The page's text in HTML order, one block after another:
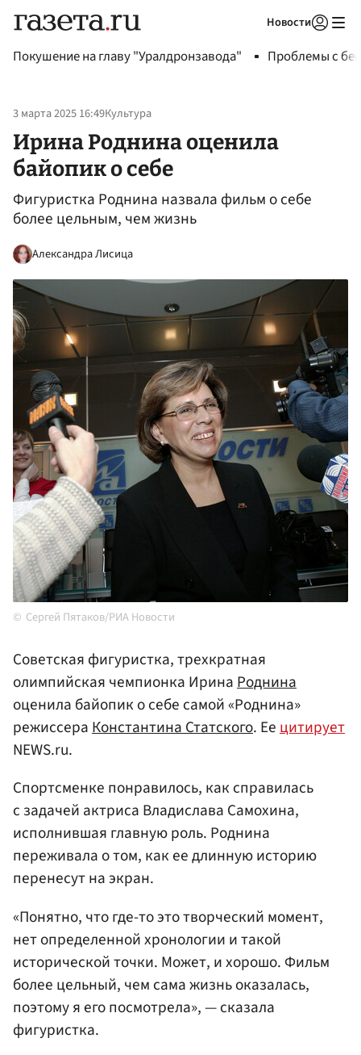
Новости
Покушение на главу "Уралдронзавода" Проблемы с
3 марта 2025 16:49Культура
Ирина Роднина оценила
байопик о себе
Фигуристка Роднина назвала фильм о себе
более цельным, чем жизнь
Александра Лисица
Сергей Пятаков/РИА Новости
Cоветская фигуристка, трехкратная
олимпийская чемпионка ИринаРоднина
оценила байопик о себе самой «Роднина»
режиссераКонстантина Статского. Еецитирует
NEWS.ru.
Спортсменке понравилось, как справилась
с задачей актриса Владислава Самохина,
исполнившая главную роль. Роднина
переживала о том, как ее длинную историю
перенесут на экран.
«Понятно, что где-то это творческий момент,
нет определенной хронологии и такой
исторической точки. Может, и хорошо. Фильм
более цельный, чем сама жизнь оказалась,
поэтому я его посмотрела», — сказала
фигуристка.